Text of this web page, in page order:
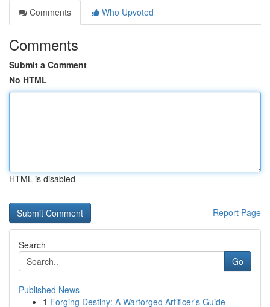
Comments
Who Upvoted
Comments
Submit a Comment
No HTML
HTML is disabled
Report Page
Search
Go
Published News
1 Forging Destiny: A Warforged Artificer's Guide